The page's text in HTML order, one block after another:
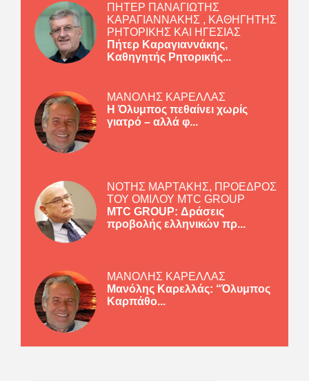
ΠΗΤΕΡ ΠΑΝΑΓΙΩΤΗΣ
ΚΑΡΑΓΙΑΝΝΑΚΗΣ , ΚΑΘΗΓΗΤΗΣ
ΡΗΤΟΡΙΚΗΣ ΚΑΙ ΗΓΕΣΙΑΣ
Πήτερ Καραγιαννάκης,
Καθηγητής Ρητορικής...
ΜΑΝΟΛΗΣ ΚΑΡΕΛΛΑΣ
Η Όλυμπος πεθαίνει χωρίς
γιατρό – αλλά φ...
ΝΟΤΗΣ ΜΑΡΤΑΚΗΣ, ΠΡΟΕΔΡΟΣ
ΤΟΥ ΟΜΙΛΟΥ MTC GROUP
MTC GROUP: Δράσεις
προβολής ελληνικών πρ...
ΜΑΝΟΛΗΣ ΚΑΡΕΛΛΑΣ
Μανόλης Καρελλάς: “Όλυμπος
Καρπάθο...